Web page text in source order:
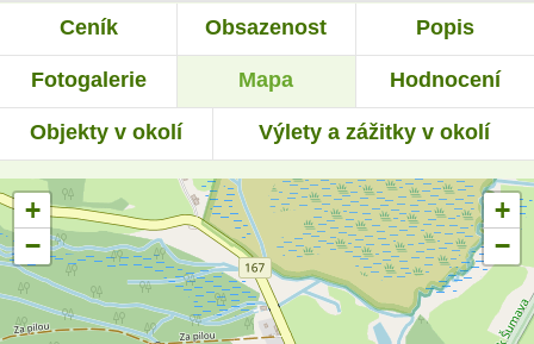
Ceník Obsazenost Popis
Fotogalerie Mapa Hodnocení
Objekty v okolí Výlety a zážitky v okolí
+
−
+
−